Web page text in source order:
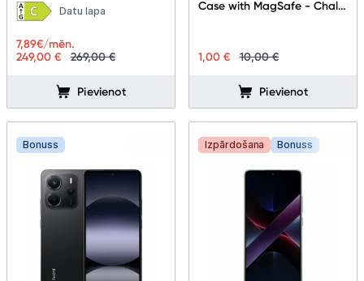
Datu lapa
249,00 € 269,00 €
7,89€/mēn.
Pievienot
Case with MagSafe - Chalk
1,00 € 10,00 €
Pievienot
Bonuss Izpārdošana Bonuss